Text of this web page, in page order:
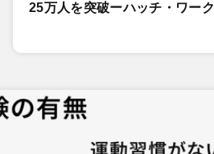
25万人を突破ーハッチ・ワーク